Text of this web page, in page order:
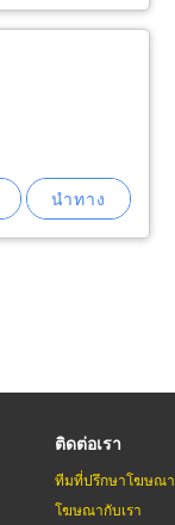
ติดต่อเรา
ทีมที่ปรึกษาโฆษณา
โฆษณากับเรา